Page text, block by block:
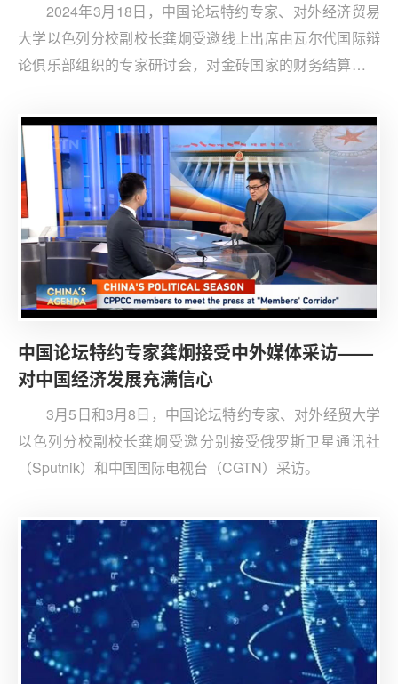
2024年3月18日，中国论坛特约专家、对外经济贸易
大学以色列分校副校长龚炯受邀线上出席由瓦尔代国际辩
论俱乐部组织的专家研讨会，对金砖国家的财务结算和建
中国论坛特约专家龚炯接受中外媒体采访——
对中国经济发展充满信心
3月5日和3月8日，中国论坛特约专家、对外经贸大学
以色列分校副校长龚炯受邀分别接受俄罗斯卫星通讯社
（Sputnik）和中国国际电视台（CGTN）采访。